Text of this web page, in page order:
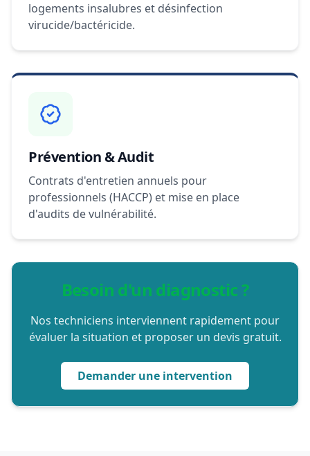
logements insalubres et désinfection
virucide/bactéricide.
Prévention & Audit
Contrats d'entretien annuels pour
professionnels (HACCP) et mise en place
d'audits de vulnérabilité.
Besoin d'un diagnostic ?
Nos techniciens interviennent rapidement pour
évaluer la situation et proposer un devis gratuit.
Demander une intervention